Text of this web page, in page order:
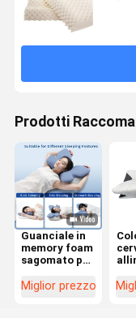
Prodotti
Guanciale in
memory foam
sagomato per
sulla schiena
Miglior prezzo